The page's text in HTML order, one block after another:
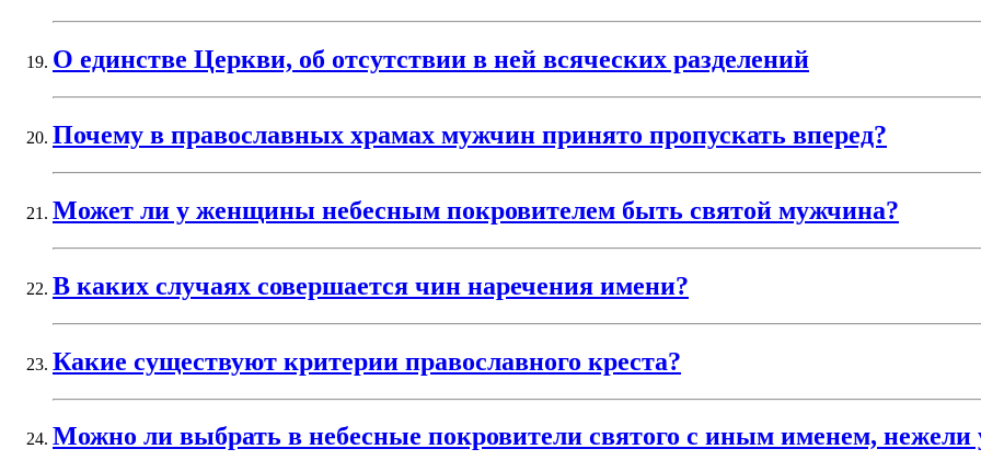
О единстве Церкви, об отсутствии в ней всяческих разделений
Почему в православных храмах мужчин принято пропускать вперед?
Может ли у женщины небесным покровителем быть святой мужчина?
В каких случаях совершается чин наречения имени?
Какие существуют критерии православного креста?
Можно ли выбрать в небесные покровители святого с иным именем, нежели